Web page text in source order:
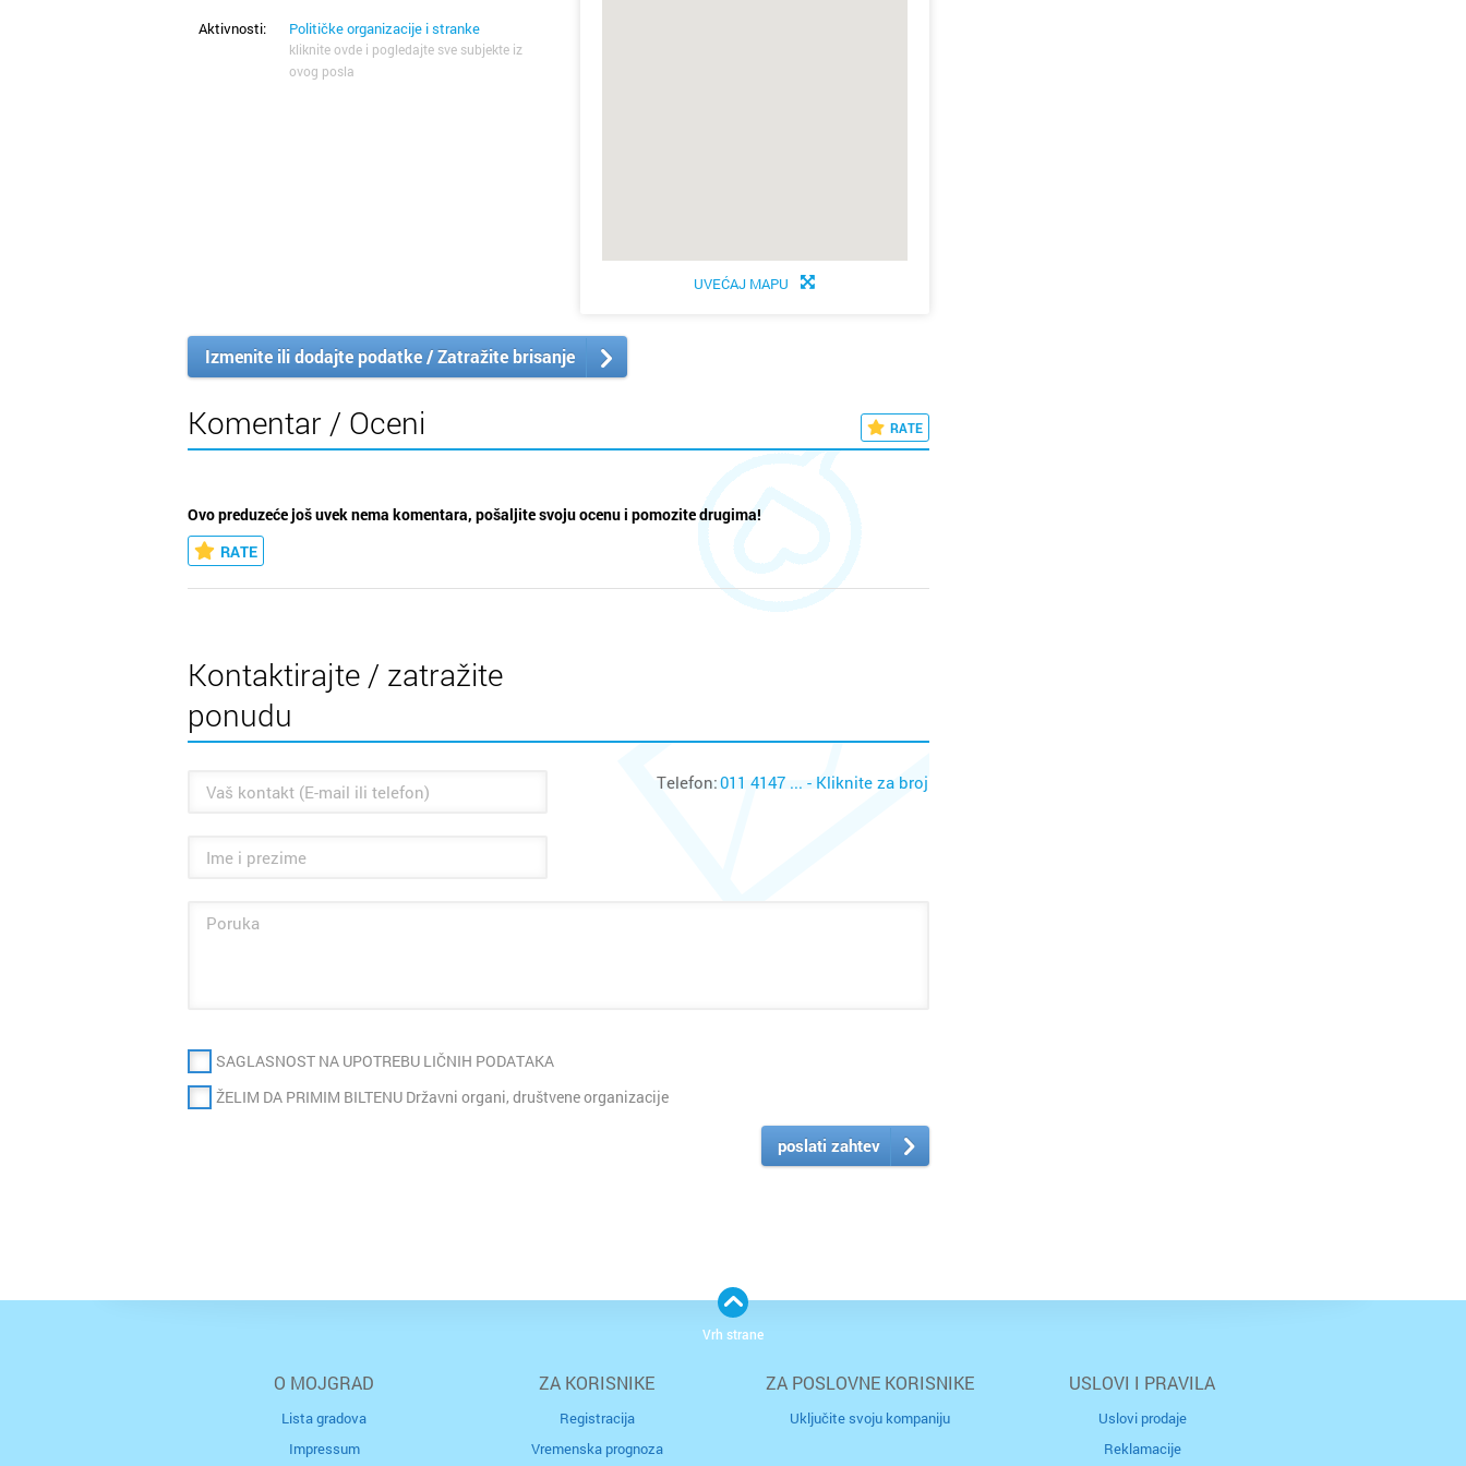
Aktivnosti: Političke organizacije i stranke
kliknite ovde i pogledajte sve subjekte iz
ovog posla
UVEĆAJ MAPU
Izmenite ili dodajte podatke / Zatražite brisanje
Komentar / Oceni RATE
Ovo preduzeće još uvek nema komentara, pošaljite svoju ocenu i pomozite drugima!
RATE
Kontaktirajte / zatražite
ponudu
Telefon:011 4147 ... - Kliknite za broj
SAGLASNOST NA UPOTREBU LIČNIH PODATAKA
ŽELIM DA PRIMIM BILTENU Državni organi, društvene organizacije
poslati zahtev
O MOJGRAD
Lista gradova
Impressum
ZA KORISNIKE
Registracija
Vremenska prognoza
ZA POSLOVNE KORISNIKE
Uključite svoju kompaniju
USLOVI I PRAVILA
Uslovi prodaje
Reklamacije
Vrh strane